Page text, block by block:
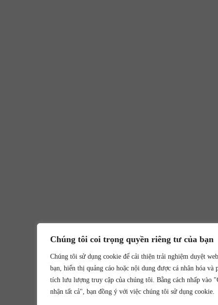
Chúng tôi coi trọng quyền riêng tư của bạn
Chúng tôi sử dụng cookie để cải thiện trải nghiệm duyệt
bạn, hiển thị quảng cáo hoặc nội dung được cá nhân hóa và
tích lưu lượng truy cập của chúng tôi. Bằng cách nhấp vào
nhận tất cả", bạn đồng ý với việc chúng tôi sử dụng cookie.